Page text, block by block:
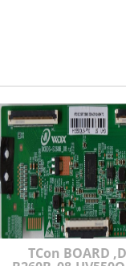
TCon BOARD